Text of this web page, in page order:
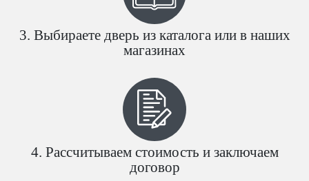
Выбираете дверь из каталога или в наших
магазинах
Рассчитываем стоимость и заключаем
договор